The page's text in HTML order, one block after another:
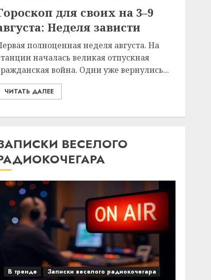
для своих на 3–9
Неделя зависти
полноценная неделя августа. На
началась великая отпускная
война. Одни уже вернулись...
ЧИТАТЬ ДАЛЕЕ
ВЕСЕЛОГО
В тренде
Записки веселого радиокочегара